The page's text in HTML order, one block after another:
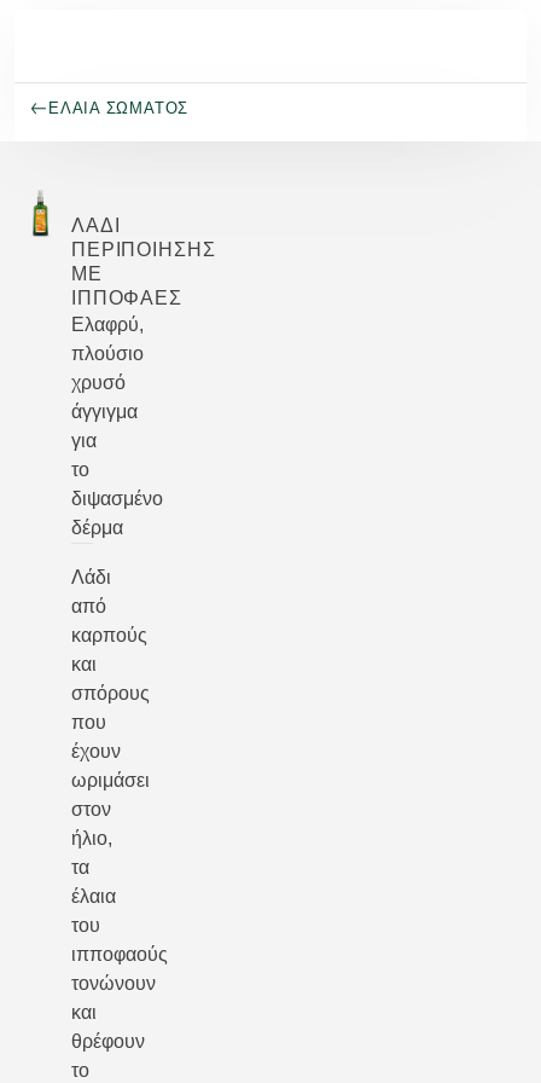
ΈΛΑΙΑ ΣΏΜΑΤΟΣ
ΛΆΔΙ
ΠΕΡΙΠΟΊΗΣΗΣ
ΜΕ
ΙΠΠΟΦΑΈΣ
Ελαφρύ,
πλούσιο
χρυσό
άγγιγμα
για
το
διψασμένο
δέρμα
Λάδι
από
καρπούς
και
σπόρους
που
έχουν
ωριμάσει
στον
ήλιο,
τα
έλαια
του
ιπποφαούς
τονώνουν
και
θρέφουν
το